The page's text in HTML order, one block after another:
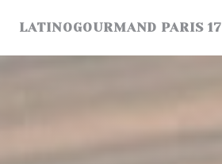
LATINOGOURMAND PARIS 17